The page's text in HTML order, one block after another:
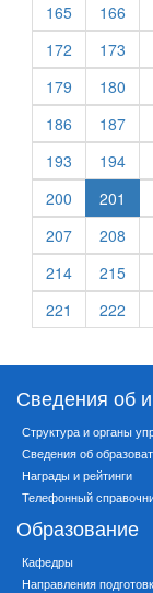
165
166
172
173
179
180
186
187
193
194
200
201
207
208
214
215
221
222
Сведения об
Структура и органы
Сведения об
Награды и рейтинги
Телефонный
Образование
Кафедры
Направления